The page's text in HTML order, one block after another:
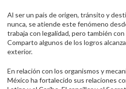
Al ser un país de origen, tránsito y
nunca, se atiende este fenómeno
trabaja con legalidad, pero también
Comparto algunos de los logros
exterior.
En relación con los organismos y
México ha fortalecido sus relaciones